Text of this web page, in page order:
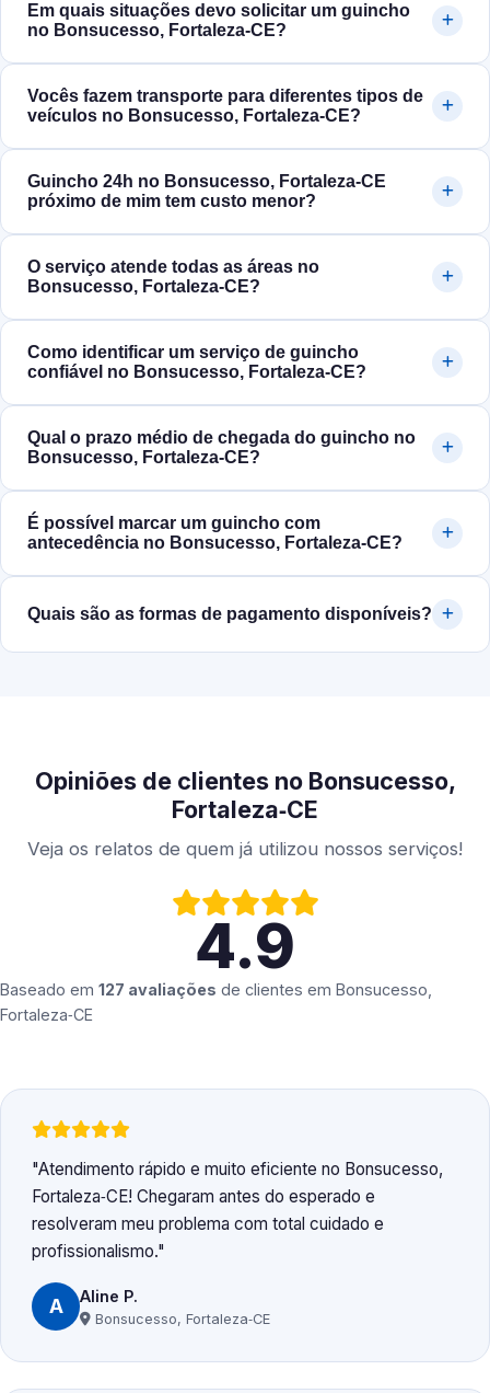
Em quais situações devo solicitar um guincho
no Bonsucesso, Fortaleza‑CE?
Vocês fazem transporte para diferentes tipos de
veículos no Bonsucesso, Fortaleza‑CE?
Guincho 24h no Bonsucesso, Fortaleza‑CE
próximo de mim tem custo menor?
O serviço atende todas as áreas no
Bonsucesso, Fortaleza‑CE?
Como identificar um serviço de guincho
confiável no Bonsucesso, Fortaleza‑CE?
Qual o prazo médio de chegada do guincho no
Bonsucesso, Fortaleza‑CE?
É possível marcar um guincho com
antecedência no Bonsucesso, Fortaleza‑CE?
Quais são as formas de pagamento disponíveis?
Opiniões de clientes no Bonsucesso,
Fortaleza‑CE
Veja os relatos de quem já utilizou nossos serviços!
4.9
Baseado em 127 avaliações de clientes em Bonsucesso,
Fortaleza‑CE
Atendimento rápido e muito eficiente no Bonsucesso,
Fortaleza‑CE! Chegaram antes do esperado e
resolveram meu problema com total cuidado e
profissionalismo.
A Aline P.
Bonsucesso, Fortaleza‑CE